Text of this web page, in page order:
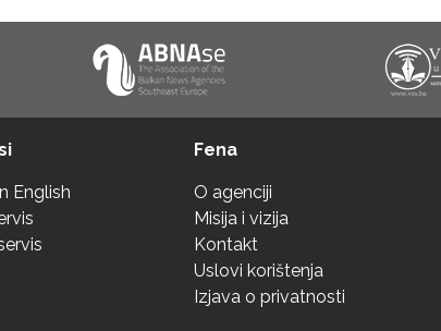
English
Fena
O agenciji
Misija i vizija
Kontakt
Uslovi korištenja
Izjava o privatnosti